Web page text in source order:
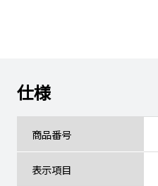
仕様
商品番号
表示項目